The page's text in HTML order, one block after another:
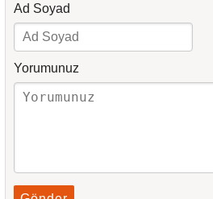
Ad Soyad
Yorumunuz